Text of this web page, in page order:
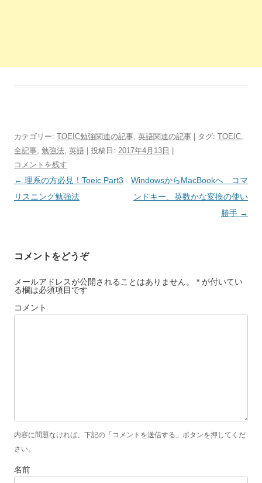
カテゴリー: TOEIC勉強関連の記事, 英語関連の記事 | タグ: TOEIC,
全記事, 勉強法, 英語 | 投稿日: 2017年4月13日
コメントを残す
投
稿
ー
シ
ョ
ン
← 理系の方必見！Toeic Part3
リスニング勉強法
WindowsからMacBookへ コマ
ンドキー、英数かな変換の使い
勝手 →
コメントをどうぞ
メールアドレスが公開されることはありません。 * が付いてい
る欄は必須項目です
コメント
内容に問題なければ、下記の「コメントを送信する」ボタンを押してくだ
さい。
名前